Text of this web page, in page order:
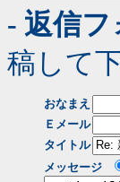
- 返信フ
稿して
おなまえ
Ｅメール
タイトル
メッセージ